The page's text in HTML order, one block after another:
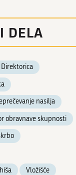
DELA
Direktorica
nasilja
obravnave skupnosti
Vložišče